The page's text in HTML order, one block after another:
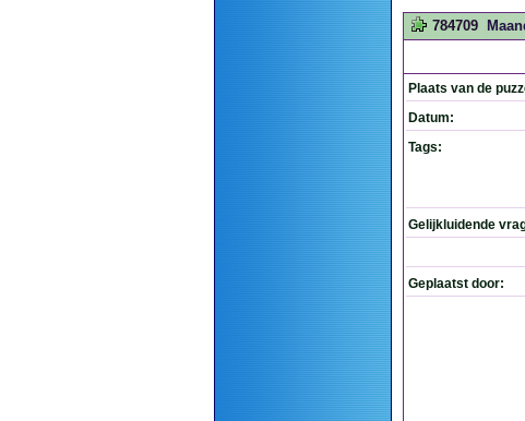
784709
Plaats van de
Datum:
Tags:
Gelijkluidende
Geplaatst door: